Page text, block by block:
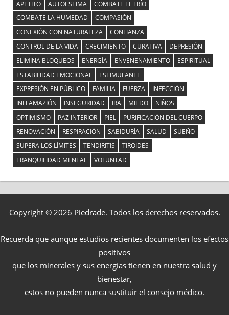
APETITO
AUTOESTIMA
COMBATE EL FRÍO
COMBATE LA HUMEDAD
COMPASIÓN
CONEXIÓN CON NATURALEZA
CONFIANZA
CONTROL DE LA VIDA
CRECIMIENTO CURATIVA
DEPRESIÓN
ELIMINA BLOQUEOS
ENERGÍA ENVENENAMIENTO
ESPIRITUAL
ESTABILIDAD EMOCIONAL
ESTIMULANTE
EXPRESIÓN EN PÚBLICO
FAMILIA FUERZA
INFECCIÓN
INFLAMAZIÓN
INSEGURIDAD IRA MIEDO
NIÑOS
OPTIMISMO
PAZ INTERIOR PIEL
PURIFICACIÓN DEL CUERPO
RENOVACIÓN
RESPIRACIÓN SABIDURÍA SALUD
SUEÑO
SUPERA LOS LÍMITES
TENDIRITIS
TIROIDES
TRANQUILIDAD MENTAL
VOLUNTAD
Copyright © 2026 Piedrade. Todos los derechos reservados.
Recuerda que aunque estudios recientes documenten los efectos
positivos
que los minerales y sus energías tienen en nuestra salud y
bienestar,
estos no pueden nunca sustituir el consejo médico.